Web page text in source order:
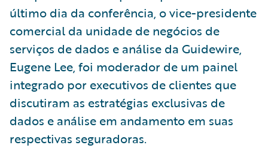
último dia da conferência, o vice-presidente
comercial da unidade de negócios de
serviços de dados e análise da Guidewire,
Eugene Lee, foi moderador de um painel
integrado por executivos de clientes que
discutiram as estratégias exclusivas de
dados e análise em andamento em suas
respectivas seguradoras.